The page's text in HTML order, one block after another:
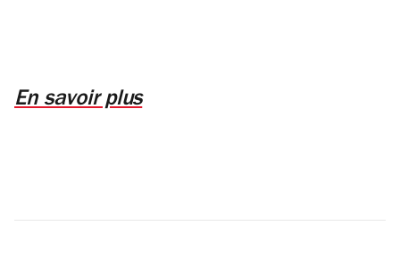
En savoir plus